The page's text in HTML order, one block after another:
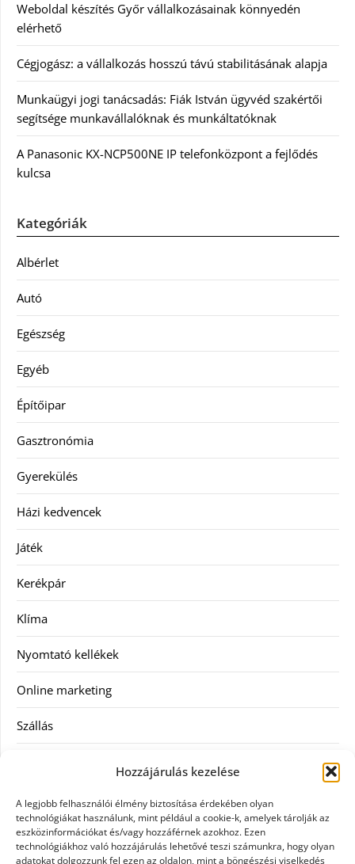
Hozzájárulás kezelése
A legjobb felhasználói élmény biztosítása érdekében olyan
technológiákat használunk, mint például a cookie-k, amelyek tárolják az
eszközinformációkat és/vagy hozzáférnek azokhoz. Ezen
technológiákhoz való hozzájárulás lehetővé teszi számunkra, hogy olyan
adatokat dolgozzunk fel ezen az oldalon, mint a böngészési viselkedés
Weboldal készítés Győr vállalkozásainak könnyedén
elérhető
Cégjogász: a vállalkozás hosszú távú stabilitásának alapja
Munkaügyi jogi tanácsadás: Fiák István ügyvéd szakértői
segítsége munkavállalóknak és munkáltatóknak
A Panasonic KX-NCP500NE IP telefonközpont a fejlődés
kulcsa
Kategóriák
Albérlet
Autó
Egészség
Egyéb
Építőipar
Gasztronómia
Gyerekülés
Házi kedvencek
Játék
Kerékpár
Klíma
Nyomtató kellékek
Online marketing
Szállás
Szellőztető
Szolgáltatás